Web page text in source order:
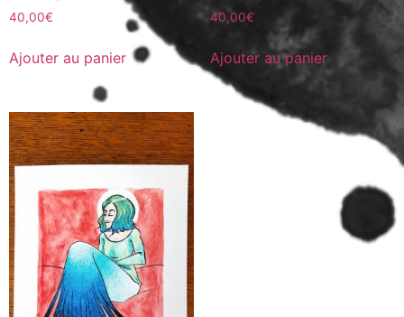
40,00€
Ajouter au panier
40,00€
Ajouter au panier